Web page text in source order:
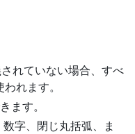
されていない場合、すべ
れます。
ます。
字、閉じ丸括弧、ま